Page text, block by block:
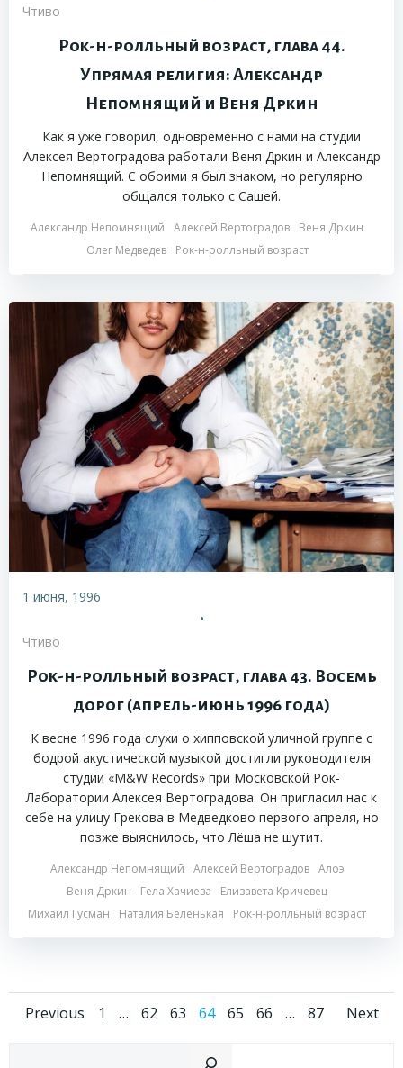
Чтиво
Рок-н-ролльный возраст, глава 44.
Упрямая религия: Александр
Непомнящий и Веня Дркин
Как я уже говорил, одновременно с нами на студии
Алексея Вертоградова работали Веня Дркин и Александр
Непомнящий. С обоими я был знаком, но регулярно
общался только с Сашей.
Александр Непомнящий Алексей Вертоградов
Веня Дркин
Олег Медведев
Рок-н-ролльный возраст
1 июня, 1996
•
Чтиво
Рок-н-ролльный возраст, глава 43. Восемь
дорог (апрель-июнь 1996 года)
К весне 1996 года слухи о хипповской уличной группе с
бодрой акустической музыкой достигли руководителя
студии «M&W Records» при Московской Рок-
Лаборатории Алексея Вертоградова. Он пригласил нас к
себе на улицу Грекова в Медведково первого апреля, но
позже выяснилось, что Лёша не шутит.
Александр Непомнящий Алексей Вертоградов
Алоэ
Веня Дркин
Гела Хачиева
Елизавета Кричевец
Михаил Гусман
Наталия Беленькая Рок-н-ролльный возраст
Навигация
Previous
Навигация
Страница
1 … Страница
62 Страница
63 Страница
64 Страница
65 Страница
66 … Страница
87 Next